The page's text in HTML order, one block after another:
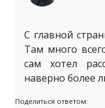
С главной
Там много
сам хотел
наверно более
Поделиться ответом: